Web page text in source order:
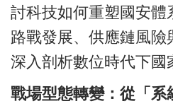
討科技如何重塑國安體
路戰發展、供應鏈風險
深入剖析數位時代下國
戰場型態轉變：從「系